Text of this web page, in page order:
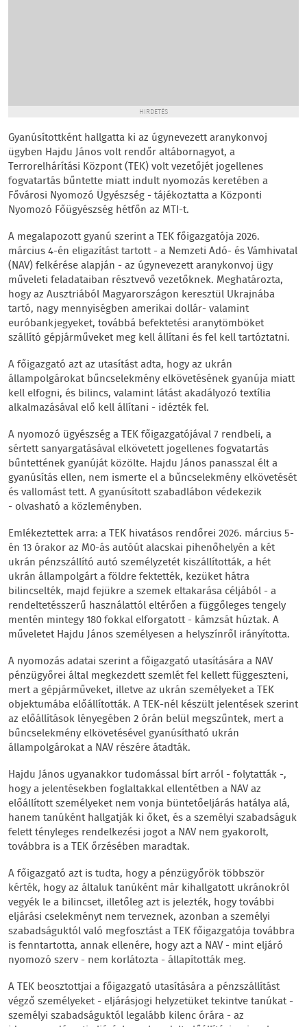
HIRDETÉS
Gyanúsítottként hallgatta ki az úgynevezett aranykonvoj
ügyben Hajdu János volt rendőr altábornagyot, a
Terrorelhárítási Központ (TEK) volt vezetőjét jogellenes
fogvatartás bűntette miatt indult nyomozás keretében a
Fővárosi Nyomozó Ügyészség - tájékoztatta a Központi
Nyomozó Főügyészség hétfőn az MTI-t.
A megalapozott gyanú szerint a TEK főigazgatója 2026.
március 4-én eligazítást tartott - a Nemzeti Adó- és Vámhivatal
(NAV) felkérése alapján - az úgynevezett aranykonvoj ügy
műveleti feladataiban résztvevő vezetőknek. Meghatározta,
hogy az Ausztriából Magyarországon keresztül Ukrajnába
tartó, nagy mennyiségben amerikai dollár- valamint
euróbankjegyeket, továbbá befektetési aranytömböket
szállító gépjárműveket meg kell állítani és fel kell tartóztatni.
A főigazgató azt az utasítást adta, hogy az ukrán
állampolgárokat bűncselekmény elkövetésének gyanúja miatt
kell elfogni, és bilincs, valamint látást akadályozó textília
alkalmazásával elő kell állítani - idézték fel.
A nyomozó ügyészség a TEK főigazgatójával 7 rendbeli, a
sértett sanyargatásával elkövetett jogellenes fogvatartás
bűntettének gyanúját közölte. Hajdu János panasszal élt a
gyanúsítás ellen, nem ismerte el a bűncselekmény elkövetését
és vallomást tett. A gyanúsított szabadlábon védekezik
- olvasható a közleményben.
Emlékeztettek arra: a TEK hivatásos rendőrei 2026. március 5-
én 13 órakor az M0-ás autóút alacskai pihenőhelyén a két
ukrán pénzszállító autó személyzetét kiszállították, a hét
ukrán állampolgárt a földre fektették, kezüket hátra
bilincselték, majd fejükre a szemek eltakarása céljából - a
rendeltetésszerű használattól eltérően a függőleges tengely
mentén mintegy 180 fokkal elforgatott - kámzsát húztak. A
műveletet Hajdu János személyesen a helyszínről irányította.
A nyomozás adatai szerint a főigazgató utasítására a NAV
pénzügyőrei által megkezdett szemlét fel kellett függeszteni,
mert a gépjárműveket, illetve az ukrán személyeket a TEK
objektumába előállították. A TEK-nél készült jelentések szerint
az előállítások lényegében 2 órán belül megszűntek, mert a
bűncselekmény elkövetésével gyanúsítható ukrán
állampolgárokat a NAV részére átadták.
Hajdu János ugyanakkor tudomással bírt arról - folytatták -,
hogy a jelentésekben foglaltakkal ellentétben a NAV az
előállított személyeket nem vonja büntetőeljárás hatálya alá,
hanem tanúként hallgatják ki őket, és a személyi szabadságuk
felett tényleges rendelkezési jogot a NAV nem gyakorolt,
továbbra is a TEK őrzésében maradtak.
A főigazgató azt is tudta, hogy a pénzügyőrök többször
kérték, hogy az általuk tanúként már kihallgatott ukránokról
vegyék le a bilincset, illetőleg azt is jelezték, hogy további
eljárási cselekményt nem terveznek, azonban a személyi
szabadságuktól való megfosztást a TEK főigazgatója továbbra
is fenntartotta, annak ellenére, hogy azt a NAV - mint eljáró
nyomozó szerv - nem korlátozta - állapították meg.
A TEK beosztottjai a főigazgató utasítására a pénzszállítást
végző személyeket - eljárásjogi helyzetüket tekintve tanúkat -
személyi szabadságuktól legalább kilenc órára - az